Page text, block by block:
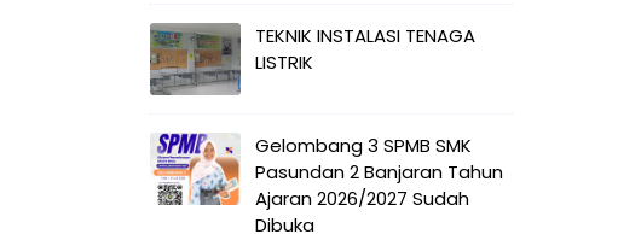
TEKNIK INSTALASI TENAGA
LISTRIK
Gelombang 3 SPMB SMK
Pasundan 2 Banjaran Tahun
Ajaran 2026/2027 Sudah
Dibuka